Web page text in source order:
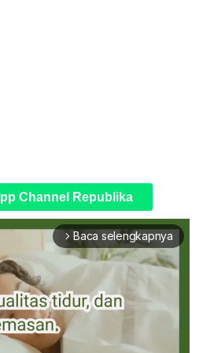
Channel Republika
arrow_forward_ios Baca selengkapnya